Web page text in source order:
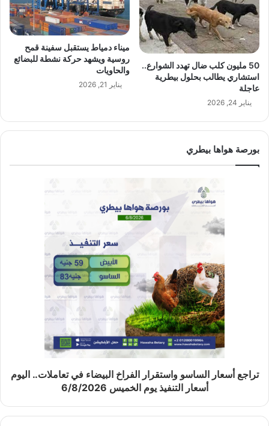
50 مليون كلب ضال تهدد الشوارع..
استشاري يطالب بحلول بيطرية
عاجلة
يناير 24, 2026
ميناء دمياط يستقبل سفينة قمح
روسية ويشهد حركة نشطة للبضائع
والحاويات
يناير 21, 2026
بورصة هواها بيطري
تراجع أسعار الساسو واستقرار الفراخ البيضاء في تعاملات.. اليوم
أسعار التنفيذ يوم الخميس 6/8/2026